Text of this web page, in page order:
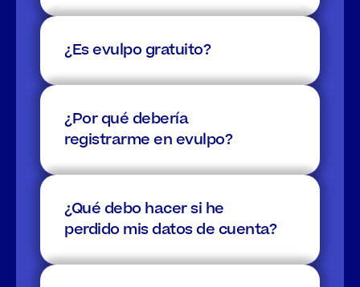
¿Es evulpo gratuito?
¿Por qué debería
registrarme en evulpo?
¿Qué debo hacer si he
perdido mis datos de cuenta?